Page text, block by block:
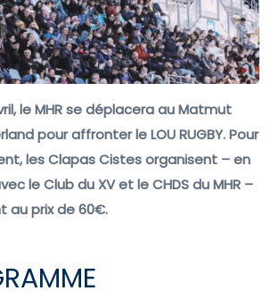
le MHR se déplacera au Matmut
pour affronter le LOU RUGBY. Pour
les Clapas Cistes organisent – en
le Club du XV et le CHDS du MHR –
au prix de 60€.